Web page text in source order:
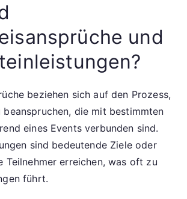
und
beziehen sich auf den Prozess,
beanspruchen, die mit bestimmten
eines Events verbunden sind.
sind bedeutende Ziele oder
Teilnehmer erreichen, was oft zu
führt.